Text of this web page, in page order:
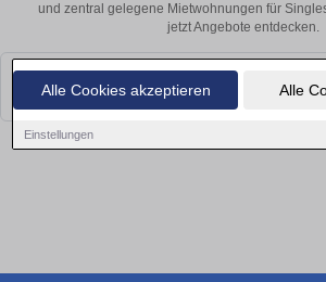
Alle Cookies akzeptieren Alle
Einstellungen
und zentral gelegene Mietwohnungen für
jetzt Angebote entdecken.
Leider konnten wir derzeit keine passenden
bald wieder vorbei!